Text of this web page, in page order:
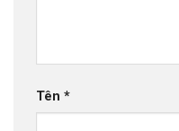
Ống Nhựa uPVC
Bảng báo giá ống
Tên *